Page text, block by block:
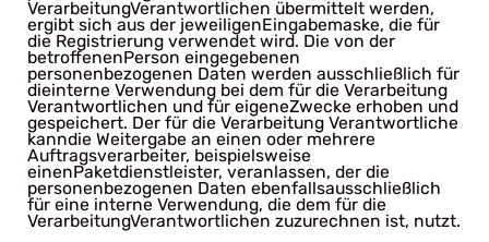
VerarbeitungVerantwortlichen übermittelt werden,
ergibt sich aus der jeweiligenEingabemaske, die für
die Registrierung verwendet wird. Die von der
betroffenenPerson eingegebenen
personenbezogenen Daten werden ausschließlich für
dieinterne Verwendung bei dem für die Verarbeitung
Verantwortlichen und für eigeneZwecke erhoben und
gespeichert. Der für die Verarbeitung Verantwortliche
kanndie Weitergabe an einen oder mehrere
Auftragsverarbeiter, beispielsweise
einenPaketdienstleister, veranlassen, der die
personenbezogenen Daten ebenfallsausschließlich
für eine interne Verwendung, die dem für die
VerarbeitungVerantwortlichen zuzurechnen ist, nutzt.